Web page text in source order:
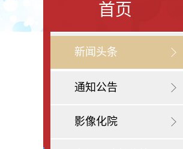
首页
新闻头条
通知公告
影像化院